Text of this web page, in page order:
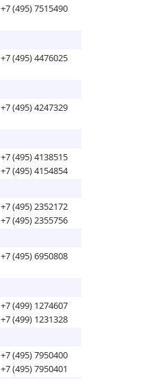
+7 (495) 7515490
+7 (495) 4476025
+7 (495) 4247329
+7 (495) 4138515
+7 (495) 4154854
+7 (495) 2352172
+7 (495) 2355756
+7 (495) 6950808
+7 (499) 1274607
+7 (499) 1231328
+7 (495) 7950400
+7 (495) 7950401